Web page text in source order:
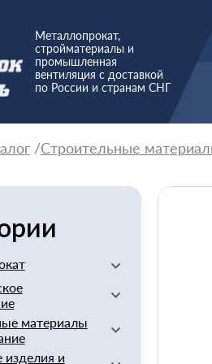
Металлопрокат,
стройматериалы и
промышленная
вентиляция с доставкой
по России и странам СНГ
Строительные
материалы
изделия и